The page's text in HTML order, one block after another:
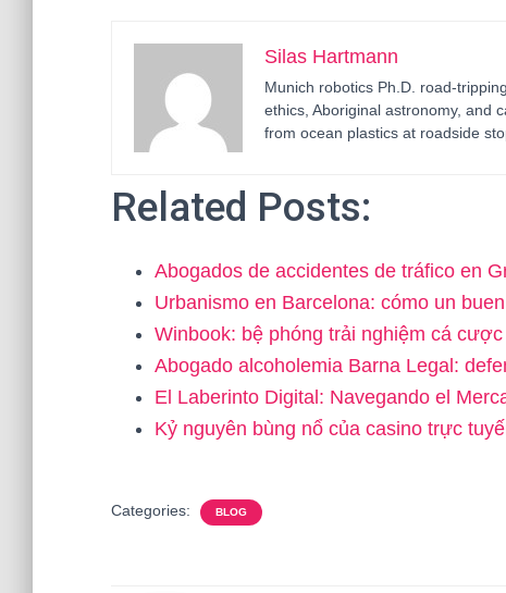
Silas Hartmann
Munich robotics Ph.D. road-
ethics, Aboriginal astronomy, and
from ocean plastics at roadside
Related Posts:
Abogados de accidentes de tráfico en
Urbanismo en Barcelona: cómo un
Winbook: bệ phóng trải nghiệm cá
Abogado alcoholemia Barna Legal:
El Laberinto Digital: Navegando el
Kỷ nguyên bùng nổ của casino trực
Categories: BLOG